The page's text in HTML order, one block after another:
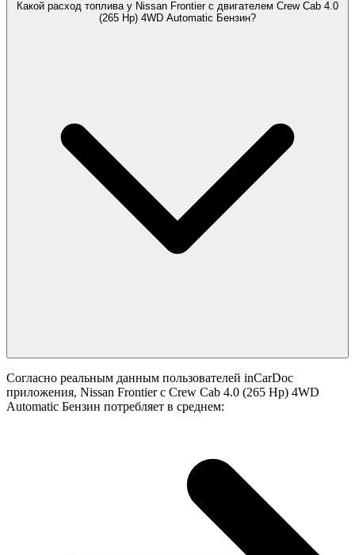
Какой расход топлива у Nissan Frontier с двигателем Crew Cab 4.0
(265 Hp) 4WD Automatic Бензин?
Согласно реальным данным пользователей inCarDoc
приложения, Nissan Frontier с Crew Cab 4.0 (265 Hp) 4WD
Automatic Бензин потребляет в среднем: